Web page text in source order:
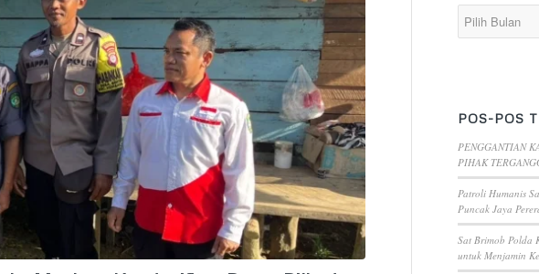
POS-POS
PENGGANTIAN
PIHAK
Patroli Humanis
Puncak Jaya
Sat Brimob Polda
untuk Menjamin